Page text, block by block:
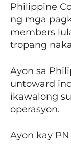
Philippine
ng mga
members
tropang
Ayon sa
untoward
ikawalong
operasyon.
Ayon kay